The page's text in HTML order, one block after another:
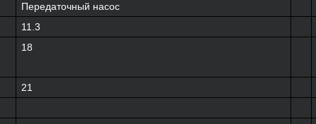
Передаточный насос
11.3
18
21